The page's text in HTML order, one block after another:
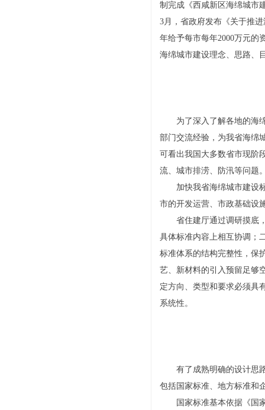
制完成《西咸新区海绵城市
3月，省政府发布《关于推
年给予每市每年2000万元的
海绵城市建设理念、思路、
为了深入了解各地的海绵
部门交流经验，为我省海绵
可看出我国大多数省市现阶
流、城市排涝、防汛等问题
加快我省海绵城市建设标
市的开发运营、市政基础设
省住建厅通过调研摸底，
具体标准内容上相互协调；
标准体系的结构完整性，保
艺、新材料的引入预留足够
定方向、类型和要求必须具
系统性。
有了成熟明确的设计思路
包括国家标准、地方标准和
国家标准基本依据《国家